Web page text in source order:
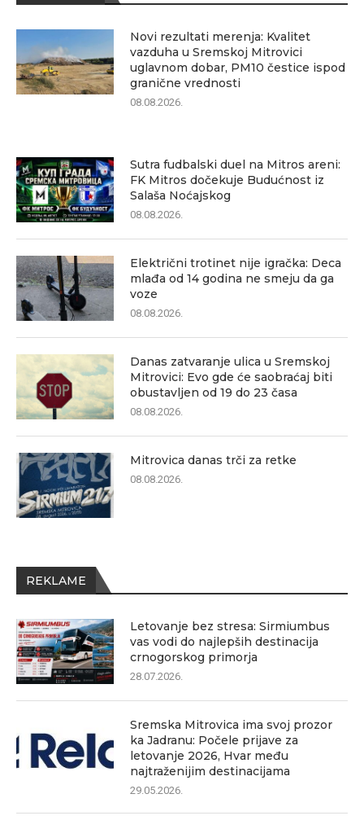
Novi rezultati merenja: Kvalitet
vazduha u Sremskoj Mitrovici
uglavnom dobar, PM10 čestice ispod
granične vrednosti
08.08.2026.
Sutra fudbalski duel na Mitros areni:
FK Mitros dočekuje Budućnost iz
Salaša Noćajskog
08.08.2026.
Električni trotinet nije igračka: Deca
mlađa od 14 godina ne smeju da ga
voze
08.08.2026.
Danas zatvaranje ulica u Sremskoj
Mitrovici: Evo gde će saobraćaj biti
obustavljen od 19 do 23 časa
08.08.2026.
Mitrovica danas trči za retke
08.08.2026.
REKLAME
Letovanje bez stresa: Sirmiumbus
vas vodi do najlepših destinacija
crnogorskog primorja
28.07.2026.
Sremska Mitrovica ima svoj prozor
ka Jadranu: Počele prijave za
letovanje 2026, Hvar među
najtraženijim destinacijama
29.05.2026.